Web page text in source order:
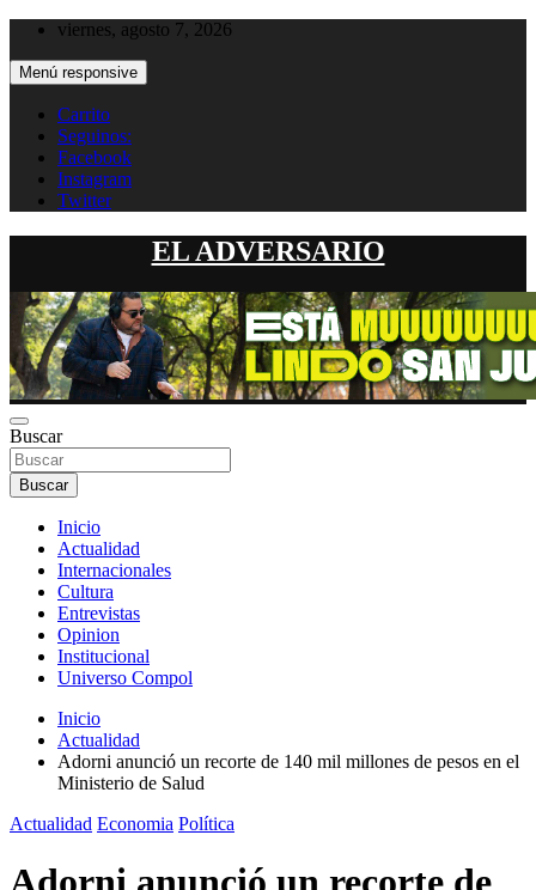
Saltar
contenido
viernes, agosto 7, 2026
Menú responsive
Carrito
Seguinos:
Facebook
Instagram
Twitter
EL ADVERSARIO
Buscar
Buscar
Inicio
Actualidad
Internacionales
Cultura
Entrevistas
Opinion
Institucional
Universo Compol
Inicio
Actualidad
Adorni anunció un recorte de 140 mil millones de pesos en el
Ministerio de Salud
Actualidad Economia Política